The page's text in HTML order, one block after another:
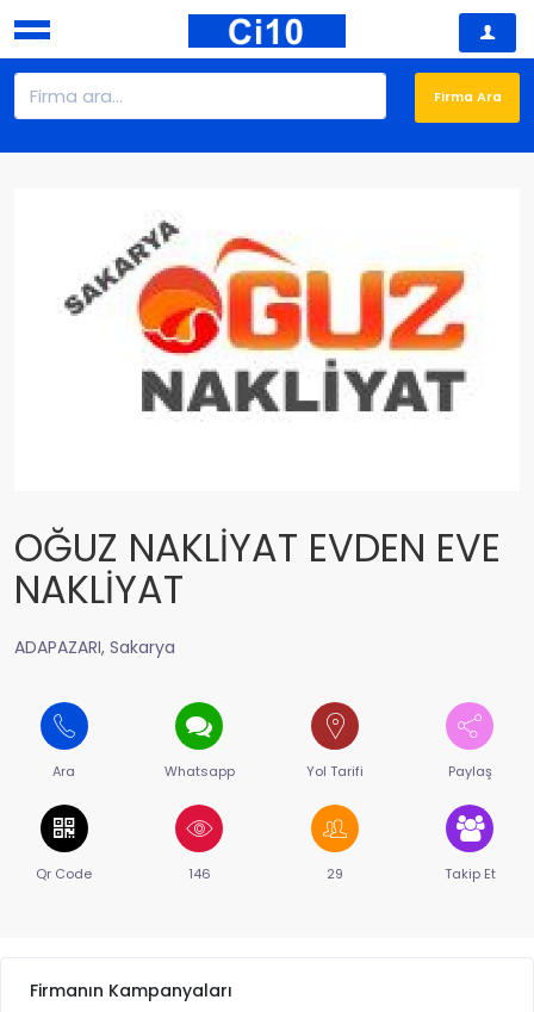
OĞUZ NAKLİYAT EVDEN EVE
NAKLİYAT
ADAPAZARI, Sakarya
Ara Whatsapp Yol Tarifi Paylaş
Qr Code 146 29 Takip Et
Firmanın Kampanyaları